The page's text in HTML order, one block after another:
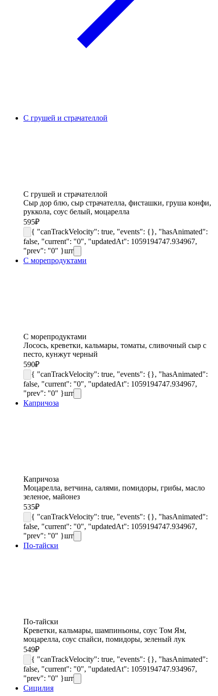
С грушей и страчателлой
С грушей и страчателлой
Сыр дор блю, сыр страчателла, фисташки, груша конфи,
руккола, соус белый, моцарелла
595₽
{ "canTrackVelocity": true, "events": {}, "hasAnimated":
false, "current": "0", "updatedAt": 1059194747.934967,
"prev": "0" }шт
С морепродуктами
С морепродуктами
Лосось, креветки, кальмары, томаты, сливочный сыр с
песто, кунжут черный
590₽
{ "canTrackVelocity": true, "events": {}, "hasAnimated":
false, "current": "0", "updatedAt": 1059194747.934967,
"prev": "0" }шт
Капричоза
Капричоза
Моцарелла, ветчина, салями, помидоры, грибы, масло
зеленое, майонез
535₽
{ "canTrackVelocity": true, "events": {}, "hasAnimated":
false, "current": "0", "updatedAt": 1059194747.934967,
"prev": "0" }шт
По-тайски
По-тайски
Креветки, кальмары, шампиньоны, соус Том Ям,
моцарелла, соус спайси, помидоры, зеленый лук
549₽
{ "canTrackVelocity": true, "events": {}, "hasAnimated":
false, "current": "0", "updatedAt": 1059194747.934967,
"prev": "0" }шт
Сицилия